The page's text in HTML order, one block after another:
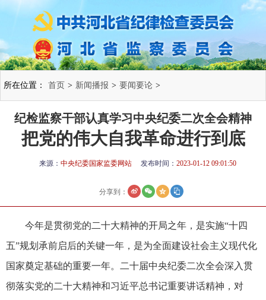
所在位置： 首页 > 新闻播报 > 要闻要论 >
纪检监察干部认真学习中央纪委二次全会精神
把党的伟大自我革命进行到底
来源： 中央纪委国家监委网站 发布时间： 2023-01-12 09:01:50
分享到：
今年是贯彻党的二十大精神的开局之年，是实施“十四
五”规划承前启后的关键一年，是为全面建设社会主义现代化
国家奠定基础的重要一年。二十届中央纪委二次全会深入贯
彻落实党的二十大精神和习近平总书记重要讲话精神，对